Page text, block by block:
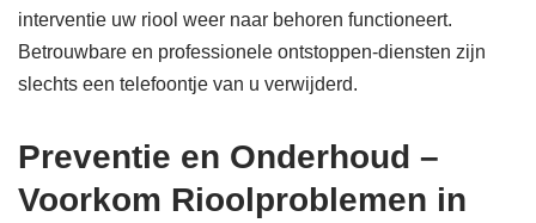
interventie uw riool weer naar behoren functioneert.
Betrouwbare en professionele ontstoppen-diensten zijn
slechts een telefoontje van u verwijderd.
Preventie en Onderhoud –
Voorkom Rioolproblemen in